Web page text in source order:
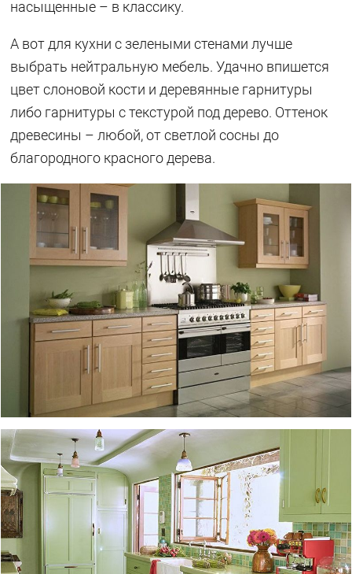
насыщенные – в классику.
А вот для кухни с зелеными стенами лучше
выбрать нейтральную мебель. Удачно впишется
цвет слоновой кости и деревянные гарнитуры
либо гарнитуры с текстурой под дерево. Оттенок
древесины – любой, от светлой сосны до
благородного красного дерева.